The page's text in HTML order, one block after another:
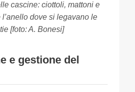
cascine: ciottoli, mattoni e
l’anello dove si legavano le
[foto: A. Bonesi]
e gestione del